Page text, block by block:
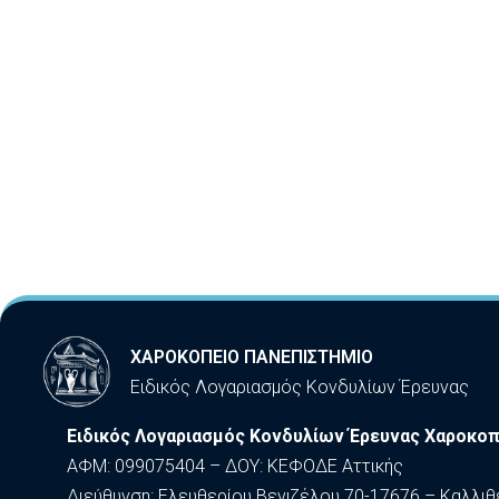
ΧΑΡΟΚΟΠΕΙΟ ΠΑΝΕΠΙΣΤΗΜΙΟ
Ειδικός Λογαριασμός Κονδυλίων Έρευνας
Ειδικός Λογαριασμός Κονδυλίων Έρευνας
ΑΦΜ: 099075404 – ΔΟΥ: ΚΕΦΟΔΕ Αττικής